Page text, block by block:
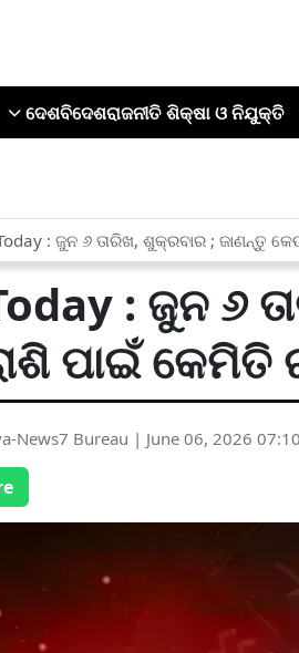
ଦେଶବିଦେଶରାଜନୀତି ଶିକ୍ଷା ଓ ନିଯୁକ୍ତି
: ଜୁନ ୬ ତାରିଖ, ଶୁକ୍ରବାର ; ଜାଣନ୍ତୁ
: ଜୁନ ୬
ପାଇଁ
News7 Bureau | June 06, 2026